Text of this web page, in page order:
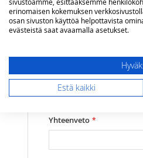
Arviosi
star
stars
stars
stars
stars
Nimimerkki
Yhteenveto
erinomaisen kokemuksen
osan sivuston käyttöä helpottavista
evästeistä saat avaamalla asetukset.
Estä kaikki